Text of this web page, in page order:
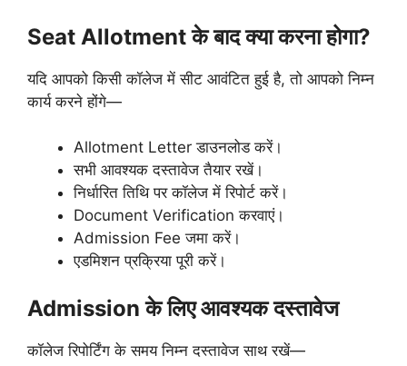
Seat Allotment के बाद क्या करना होगा?
यदि आपको किसी कॉलेज में सीट आवंटित हुई है, तो आपको निम्न
कार्य करने होंगे—
Allotment Letter डाउनलोड करें।
सभी आवश्यक दस्तावेज तैयार रखें।
निर्धारित तिथि पर कॉलेज में रिपोर्ट करें।
Document Verification करवाएं।
Admission Fee जमा करें।
एडमिशन प्रक्रिया पूरी करें।
Admission के लिए आवश्यक दस्तावेज
कॉलेज रिपोर्टिंग के समय निम्न दस्तावेज साथ रखें—